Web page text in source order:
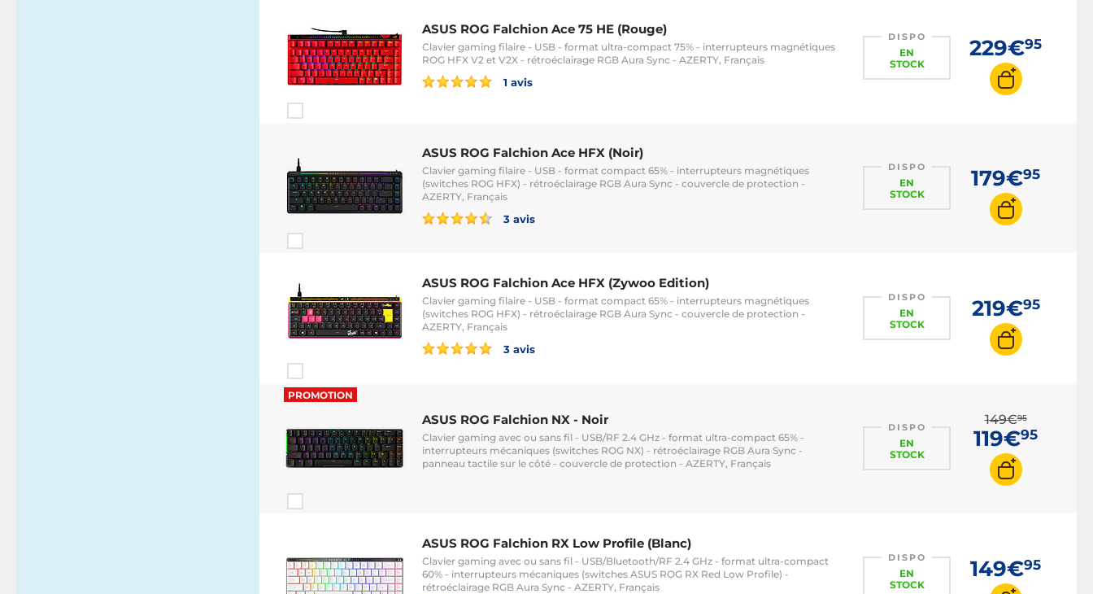
ASUS ROG Falchion Ace 75 HE (Rouge)
Clavier gaming filaire - USB - format ultra-compact 75% - interrupteurs magnétiques
ROG HFX V2 et V2X - rétroéclairage RGB Aura Sync - AZERTY, Français
1 avis
DISPO
EN
STOCK
229€95
ASUS ROG Falchion Ace HFX (Noir)
Clavier gaming filaire - USB - format compact 65% - interrupteurs magnétiques
(switches ROG HFX) - rétroéclairage RGB Aura Sync - couvercle de protection -
AZERTY, Français
3 avis
DISPO
EN
STOCK
179€95
ASUS ROG Falchion Ace HFX (Zywoo Edition)
Clavier gaming filaire - USB - format compact 65% - interrupteurs magnétiques
(switches ROG HFX) - rétroéclairage RGB Aura Sync - couvercle de protection -
AZERTY, Français
3 avis
DISPO
EN
STOCK
219€95
PROMOTION
ASUS ROG Falchion NX - Noir
Clavier gaming avec ou sans fil - USB/RF 2.4 GHz - format ultra-compact 65% -
interrupteurs mécaniques (switches ROG NX) - rétroéclairage RGB Aura Sync -
panneau tactile sur le côté - couvercle de protection - AZERTY, Français
DISPO
EN
STOCK
149€95
119€95
ASUS ROG Falchion RX Low Profile (Blanc)
Clavier gaming avec ou sans fil - USB/Bluetooth/RF 2.4 GHz - format ultra-compact
60% - interrupteurs mécaniques (switches ASUS ROG RX Red Low Profile) -
rétroéclairage RGB Aura Sync - AZERTY, Français
DISPO
EN
STOCK
149€95